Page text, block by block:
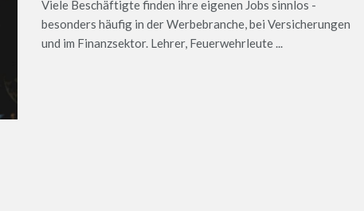
Viele Beschäftigte finden ihre eigenen Jobs sinnlos -
besonders häufig in der Werbebranche, bei Versicherungen
und im Finanzsektor. Lehrer, Feuerwehrleute ...